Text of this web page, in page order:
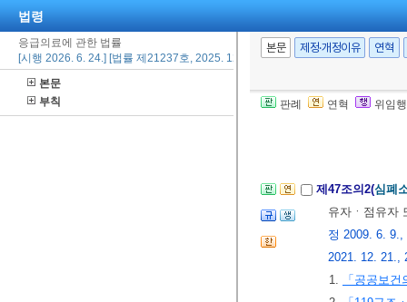
법령
응급의료에 관한 법률
[시행 2026. 6. 24.] [법률 제21237호, 2025. 12. 23., 일부개정]
본문
부칙
본문 제정·개정이유 연혁
판례 연혁 위임
28., 2021. 3.
보를 수집하
정보 보호법」
제47조의2(심폐
유자ㆍ점유자
정 2009. 6.
2021. 12. 21.,
1.
「공공보